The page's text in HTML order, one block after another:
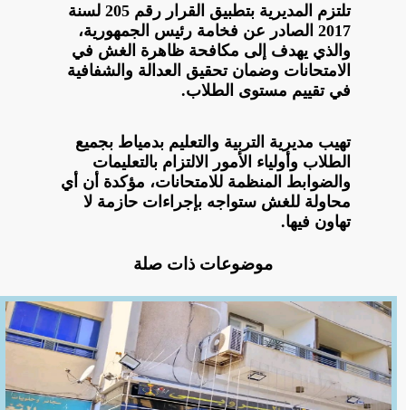
تلتزم المديرية بتطبيق القرار رقم 205 لسنة
2017 الصادر عن فخامة رئيس الجمهورية،
والذي يهدف إلى مكافحة ظاهرة الغش في
الامتحانات وضمان تحقيق العدالة والشفافية
في تقييم مستوى الطلاب.
تهيب مديرية التربية والتعليم بدمياط بجميع
الطلاب وأولياء الأمور الالتزام بالتعليمات
والضوابط المنظمة للامتحانات، مؤكدة أن أي
محاولة للغش ستواجه بإجراءات حازمة لا
تهاون فيها.
موضوعات ذات صلة